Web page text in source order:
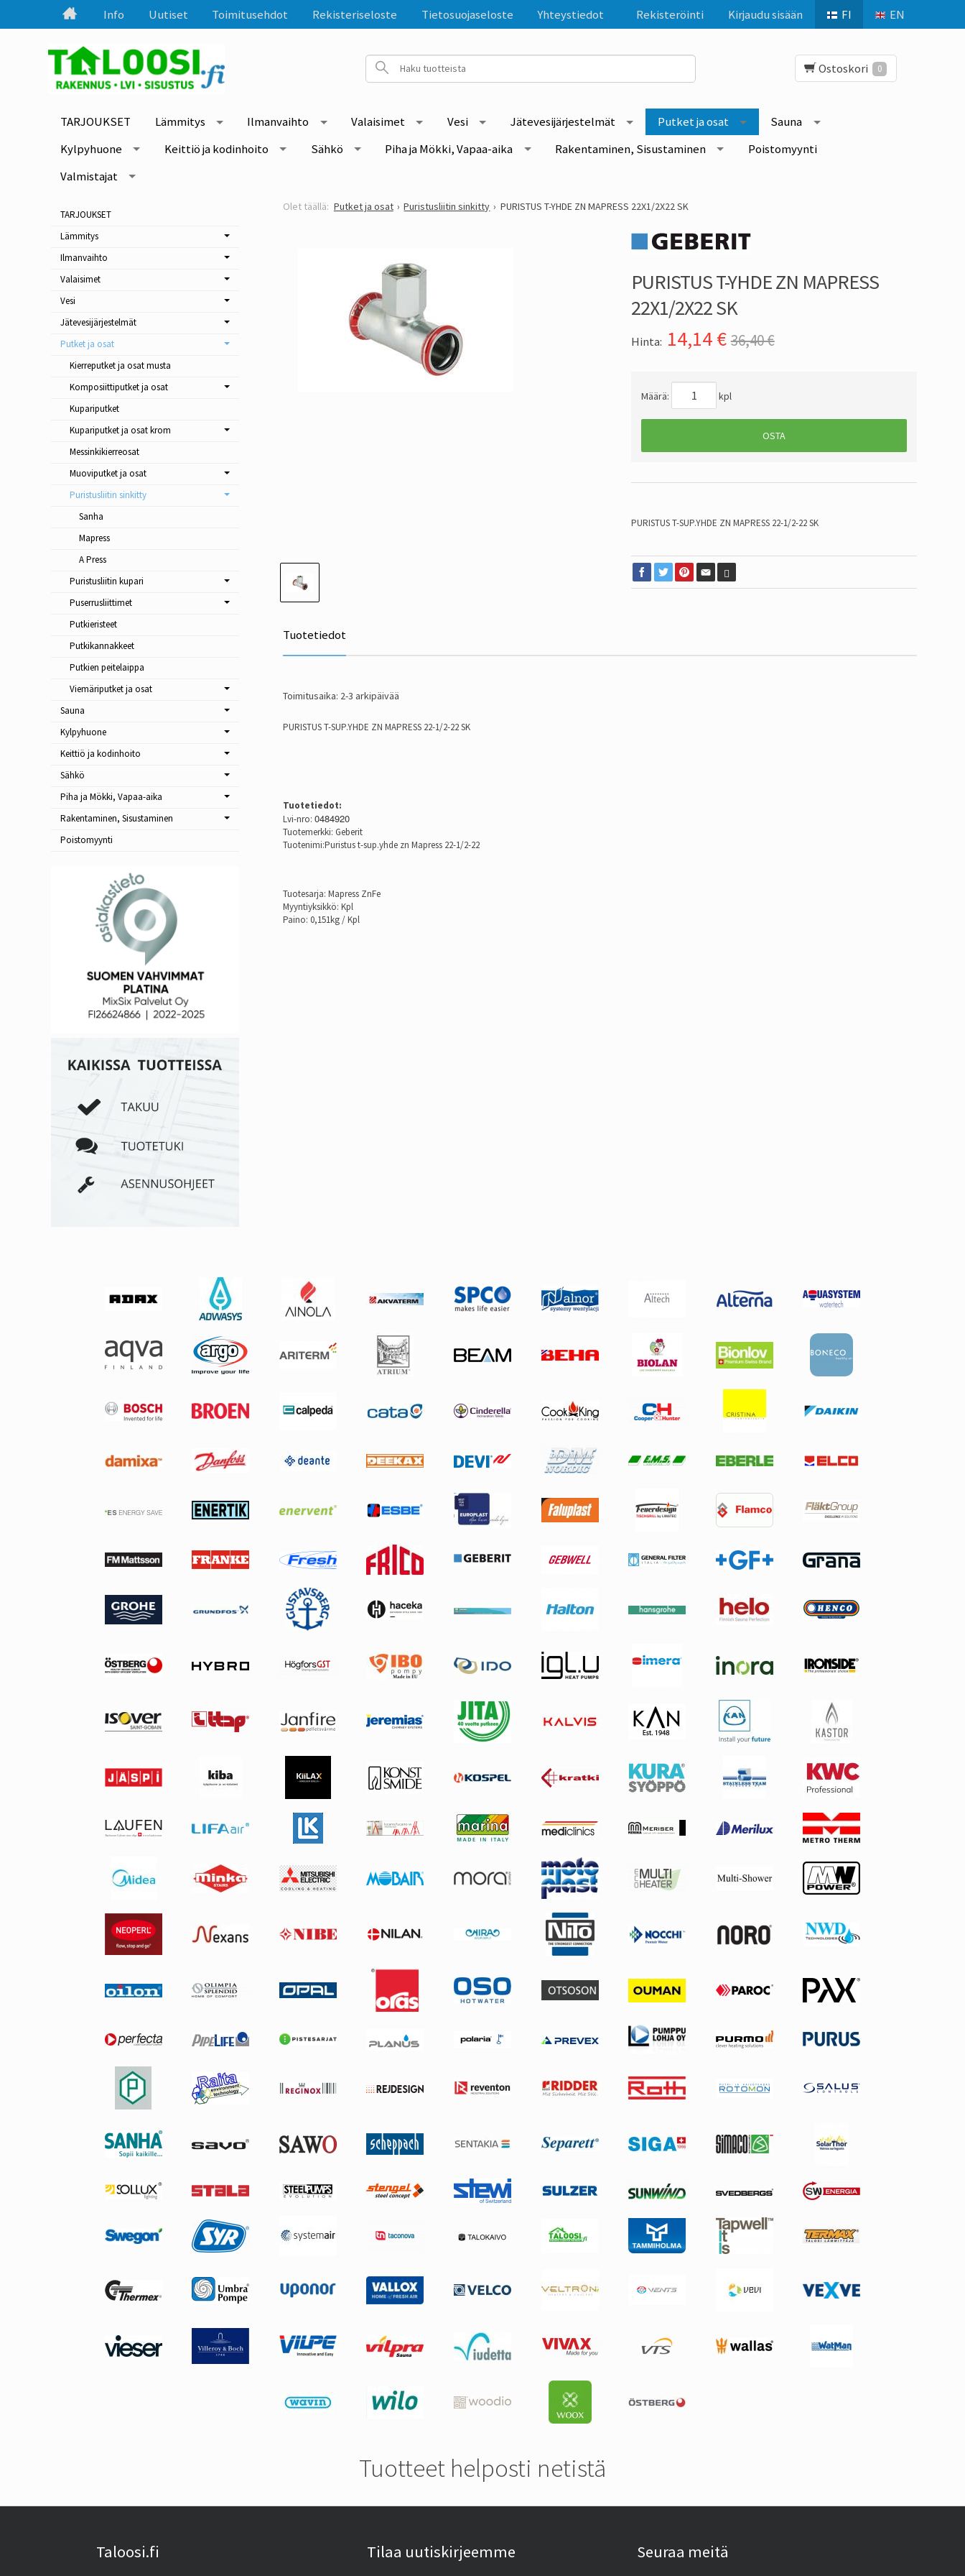
FI EN
Rekisteröinti Kirjaudu sisään
Info Uutiset Toimitusehdot Rekisteriseloste Tietosuojaseloste Yhteystiedot
Ostoskori 0
TARJOUKSET Lämmitys Ilmanvaihto Valaisimet Vesi Jätevesijärjestelmät Putket ja osat
Sauna
Kylpyhuone
Keittiö ja kodinhoito Sähkö Piha ja Mökki, Vapaa-aika Rakentaminen, Sisustaminen
Poistomyynti
Valmistajat
Putket ja osat Puristusliitin sinkitty PURISTUS T-YHDE ZN MAPRESS 22X1/2X22 SK
PURISTUS T-YHDE ZN MAPRESS
22X1/2X22 SK
Hinta: 14,14€ 36,40 €
Määrä: kpl
OSTA
PURISTUS T-SUP.YHDE ZN MAPRESS 22-1/2-22 SK
Tuotetiedot
Toimitusaika: 2-3 arkipäivää
PURISTUS T-SUP.YHDE ZN MAPRESS 22-1/2-22 SK
Tuotetiedot:
Lvi-nro: 0484920
Tuotemerkki: Geberit
Tuotenimi:Puristus t-sup.yhde zn Mapress 22-1/2-22
Tuotesarja: Mapress ZnFe
Myyntiyksikkö: Kpl
Paino: 0,151kg / Kpl
TARJOUKSET
Lämmitys
Ilmanvaihto
Valaisimet
Vesi
Jätevesijärjestelmät
Putket ja osat
Kierreputket ja osat musta
Komposiittiputket ja osat
Kupariputket
Kupariputket ja osat krom
Messinkikierreosat
Muoviputket ja osat
Puristusliitin sinkitty
Sanha
Mapress
A Press
Puristusliitin kupari
Puserrusliittimet
Putkieristeet
Putkikannakkeet
Putkien peitelaippa
Viemäriputket ja osat
Sauna
Kylpyhuone
Keittiö ja kodinhoito
Sähkö
Piha ja Mökki, Vapaa-aika
Rakentaminen, Sisustaminen
Poistomyynti
Tuotteet helposti netistä
Taloosi.fi Tilaa uutiskirjeemme Seuraa meitä